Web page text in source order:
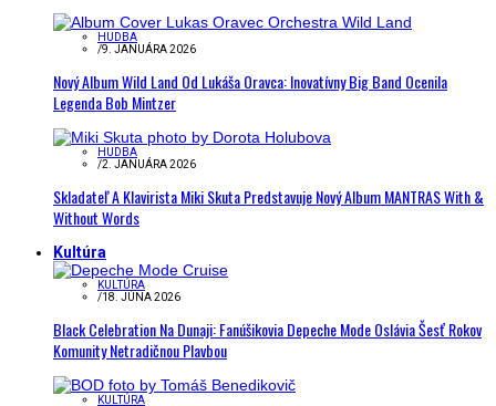
HUDBA
/9. JANUÁRA 2026
Nový Album Wild Land Od Lukáša Oravca: Inovatívny Big Band Ocenila
Legenda Bob Mintzer
HUDBA
/2. JANUÁRA 2026
Skladateľ A Klavirista Miki Skuta Predstavuje Nový Album MANTRAS With &
Without Words
Kultúra
KULTÚRA
/18. JÚNA 2026
Black Celebration Na Dunaji: Fanúšikovia Depeche Mode Oslávia Šesť Rokov
Komunity Netradičnou Plavbou
KULTÚRA